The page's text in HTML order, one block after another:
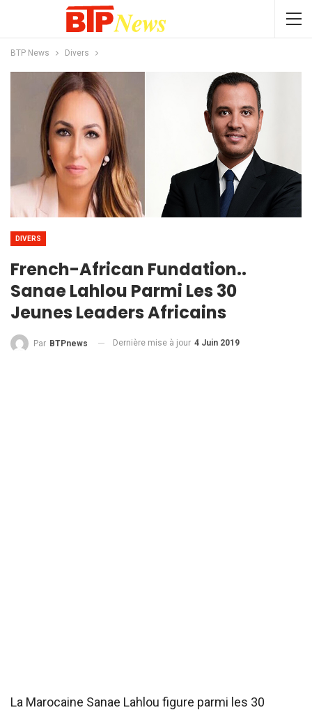
BTP News Divers
DIVERS
French-African Fundation..
Sanae Lahlou Parmi Les 30
Jeunes Leaders Africains
Par BTPnews Dernière mise à jour 4 Juin 2019
La Marocaine Sanae Lahlou figure parmi les 30